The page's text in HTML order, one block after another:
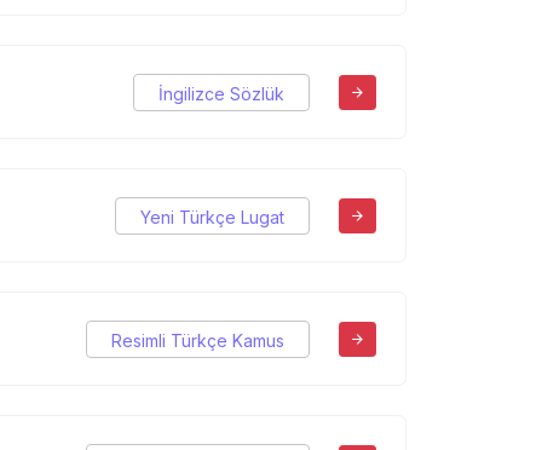
İngilizce Sözlük
Yeni Türkçe Lugat
Resimli Türkçe Kamus